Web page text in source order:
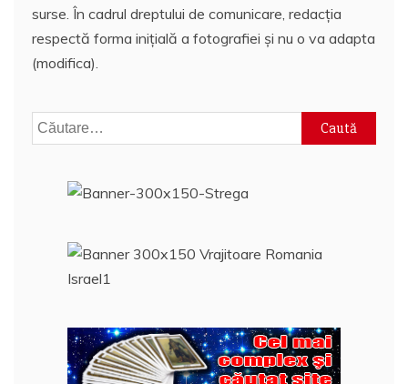
surse. În cadrul dreptului de comunicare, redacția
respectă forma inițială a fotografiei și nu o va adapta
(modifica).
Caută
după: